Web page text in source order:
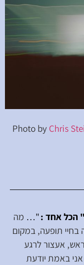
Photo by Chris
הכל אחד :
"… מה
בחיי תופעה, במקום
אעצור לרגע
באמת יודעת